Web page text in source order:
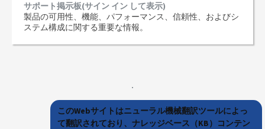
サポート掲示板(サイン イン して表示)
製品の可用性、機能、パフォーマンス、信頼性、およびシ
ステム構成に関する重要な情報。
このWebサイトはニューラル機械翻訳ツールによっ
て翻訳されており、ナレッジベース（KB）コンテン